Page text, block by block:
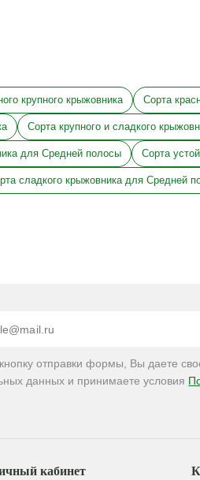
крупного крыжовника Сорта
Сорта крупного и сладкого
для Средней полосы Сорта
сладкого крыжовника для Средней
отправки формы, Вы даете
данных и принимаете условия
кабинет